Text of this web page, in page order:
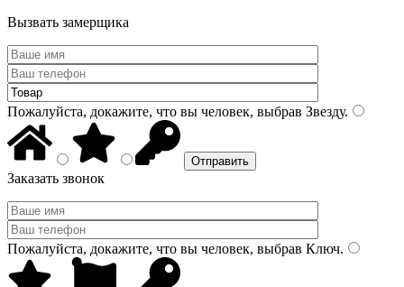
Вызвать замерщика
Пожалуйста, докажите, что вы человек, выбрав Звезду.
Заказать звонок
Пожалуйста, докажите, что вы человек, выбрав Ключ.